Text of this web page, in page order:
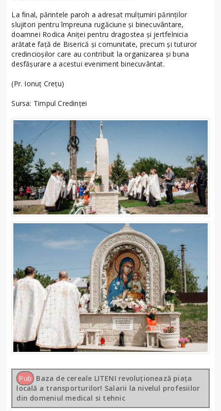
La final, părintele paroh a adresat mulțumiri părinților
slujitori pentru împreuna rugăciune și binecuvântare,
doamnei Rodica Aniței pentru dragostea și jertfelnicia
arătate față de Biserică și comunitate, precum și tuturor
credincioșilor care au contribuit la organizarea și buna
desfășurare a acestui eveniment binecuvântat.
(Pr. Ionuț Crețu)
Sursa: Timpul Credinței
Pub Baza de cereale LITENI revoluționează piața
locală a transporturilor! Salarii la nivelul profesiilor
din domeniul medical si tehnic